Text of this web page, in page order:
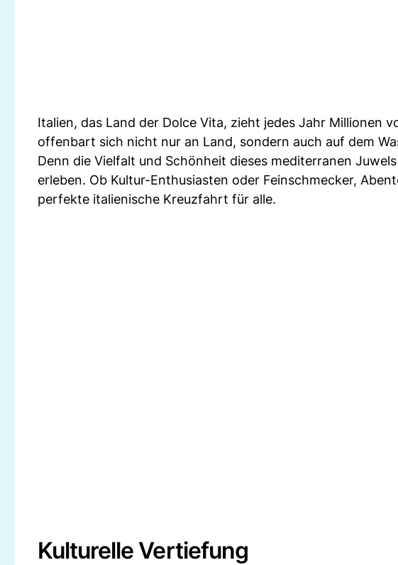
Italien, das Land der Dolce Vita, zieht jedes Jahr Millionen
offenbart sich nicht nur an Land, sondern auch auf dem
Denn die Vielfalt und Schönheit dieses mediterranen
erleben. Ob Kultur-Enthusiasten oder Feinschmecker,
perfekte italienische Kreuzfahrt für alle.
Kulturelle Vertiefung